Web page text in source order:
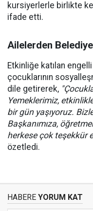
kursiyerlerle birlikte
ifade etti.
Ailelerden
Etkinliğe katılan engelli
çocuklarının
dile getirerek,
Yemeklerimiz,
bir gün yaşıyoruz.
Başkanımıza,
herkese çok teşekkür
özetledi.
HABERE YORUM KAT